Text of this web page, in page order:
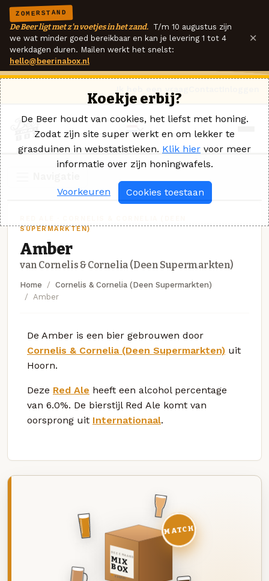
ZOMERSTAND
De Beer ligt met z'n voetjes in het zand. T/m 10 augustus zijn
we wat minder goed bereikbaar en kan je levering 1 tot 4
werkdagen duren. Mailen werkt het snelst:
hello@beerinabox.nl
×
SUPERMARKTEN)
Amber
van Cornelis & Cornelia (Deen Supermarkten)
Home
Cornelis & Cornelia (Deen Supermarkten)
Amber
De Amber is een bier gebrouwen door
Cornelis & Cornelia (Deen Supermarkten) uit
Hoorn.
Deze Red Ale heeft een alcohol percentage
van 6.0%. De bierstijl Red Ale komt van
oorsprong uit Internationaal.
DEZE MAAND
MIX
BOX
8 BIEREN
MATCH
Koekje erbij?
De Beer houdt van cookies, het liefst met honing.
Zodat zijn site super werkt en om lekker te
grasduinen in webstatistieken. Klik hier voor meer
informatie over zijn honingwafels.
Voorkeuren Cookies toestaan